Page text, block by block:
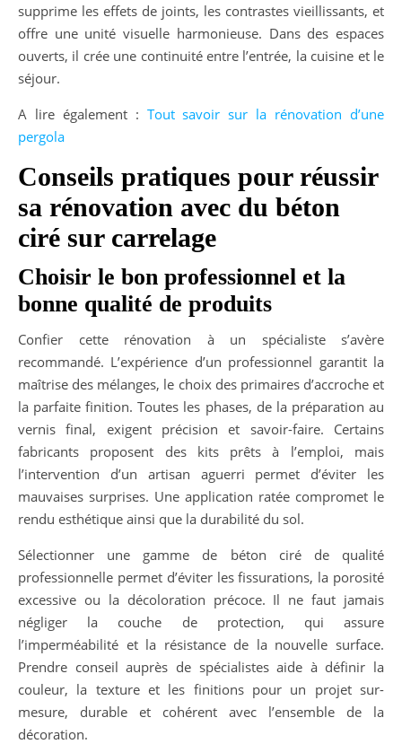
supprime les effets de joints, les contrastes vieillissants, et
offre une unité visuelle harmonieuse. Dans des espaces
ouverts, il crée une continuité entre l’entrée, la cuisine et le
séjour.
A lire également : Tout savoir sur la rénovation d’une
pergola
Conseils pratiques pour réussir
sa rénovation avec du béton
ciré sur carrelage
Choisir le bon professionnel et la
bonne qualité de produits
Confier cette rénovation à un spécialiste s’avère
recommandé. L’expérience d’un professionnel garantit la
maîtrise des mélanges, le choix des primaires d’accroche et
la parfaite finition. Toutes les phases, de la préparation au
vernis final, exigent précision et savoir-faire. Certains
fabricants proposent des kits prêts à l’emploi, mais
l’intervention d’un artisan aguerri permet d’éviter les
mauvaises surprises. Une application ratée compromet le
rendu esthétique ainsi que la durabilité du sol.
Sélectionner une gamme de béton ciré de qualité
professionnelle permet d’éviter les fissurations, la porosité
excessive ou la décoloration précoce. Il ne faut jamais
négliger la couche de protection, qui assure
l’imperméabilité et la résistance de la nouvelle surface.
Prendre conseil auprès de spécialistes aide à définir la
couleur, la texture et les finitions pour un projet sur-
mesure, durable et cohérent avec l’ensemble de la
décoration.